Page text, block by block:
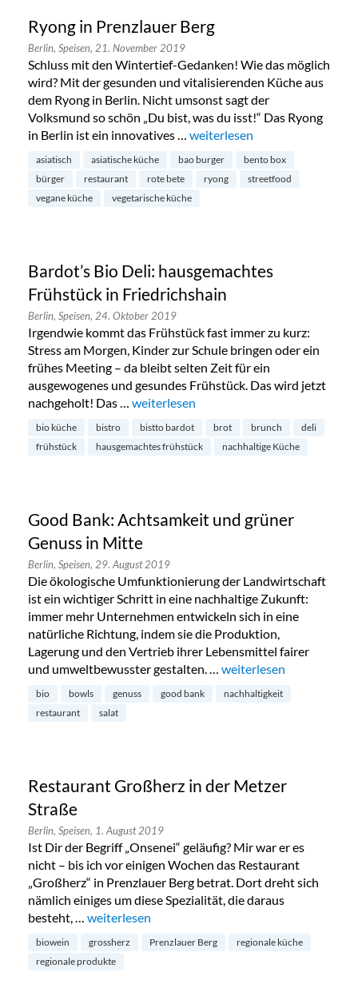
Ryong in Prenzlauer Berg
Berlin, Speisen, 21. November 2019
Schluss mit den Wintertief-Gedanken! Wie das möglich
wird? Mit der gesunden und vitalisierenden Küche aus
dem Ryong in Berlin. Nicht umsonst sagt der
Volksmund so schön „Du bist, was du isst!“ Das Ryong
in Berlin ist ein innovatives … „Ryong in Prenzlauer Berg“
weiterlesen
asiatisch asiatische küche bao burger
bento box
bürger
restaurant rote bete ryong
streetfood
vegane küche
vegetarische küche
Bardot’s Bio Deli: hausgemachtes
Frühstück in Friedrichshain
Berlin, Speisen, 24. Oktober 2019
Irgendwie kommt das Frühstück fast immer zu kurz:
Stress am Morgen, Kinder zur Schule bringen oder ein
frühes Meeting – da bleibt selten Zeit für ein
ausgewogenes und gesundes Frühstück. Das wird jetzt
nachgeholt! Das … „Bardot’s Bio Deli: hausgemachtes
weiterlesen
bio küche bistro bistto bardot brot brunch
deli
frühstück
hausgemachtes frühstück nachhaltige Küche
Good Bank: Achtsamkeit und grüner
Genuss in Mitte
Berlin, Speisen, 29. August 2019
Die ökologische Umfunktionierung der Landwirtschaft
ist ein wichtiger Schritt in eine nachhaltige Zukunft:
immer mehr Unternehmen entwickeln sich in eine
natürliche Richtung, indem sie die Produktion,
Lagerung und den Vertrieb ihrer Lebensmittel fairer
und umweltbewusster gestalten. … „Good Bank:
weiterlesen
bio bowls genuss good bank
nachhaltigkeit
restaurant
salat
Restaurant Großherz in der Metzer
Straße
Berlin, Speisen, 1. August 2019
Ist Dir der Begriff „Onsenei“ geläufig? Mir war er es
nicht – bis ich vor einigen Wochen das Restaurant
„Großherz“ in Prenzlauer Berg betrat. Dort dreht sich
nämlich einiges um diese Spezialität, die daraus
besteht, … „Restaurant Großherz in der Metzer Straße“
weiterlesen
biowein grossherz Prenzlauer Berg
regionale küche
regionale produkte